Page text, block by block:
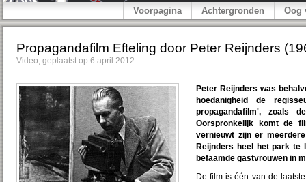
Voorpagina Achtergronden Oog
Propagandafilm Efteling door Peter Reijnders
Video, geplaatst op 6 april 2012
Peter Reijnders was
hoedanigheid de
propagandafilm', zoals
Oorspronkelijk komt de
vernieuwt zijn er
Reijnders heel het park te
befaamde gastvrouwen in
De film is één van de